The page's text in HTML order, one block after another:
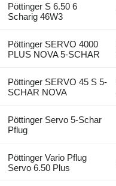
Pöttinger S 6.50 6
Scharig 46W3
Pöttinger SERVO 4000
PLUS NOVA 5-SCHAR
Pöttinger SERVO 45 S 5-
SCHAR NOVA
Pöttinger Servo 5-Schar
Pflug
Pöttinger Vario Pflug
Servo 6.50 Plus